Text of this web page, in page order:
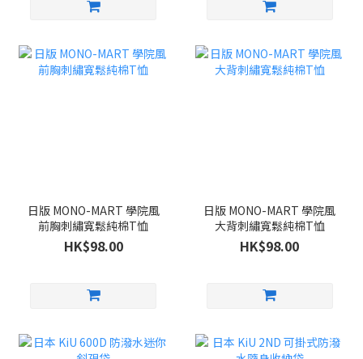
日版 MONO-MART 學院風
前胸刺繡寬鬆純棉T恤
HK$98.00
日版 MONO-MART 學院風
大背刺繡寬鬆純棉T恤
HK$98.00